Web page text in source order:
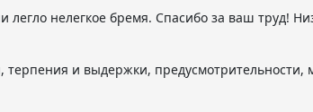
нелегкое бремя. Спасибо за ваш труд!
и выдержки, предусмотрительности,